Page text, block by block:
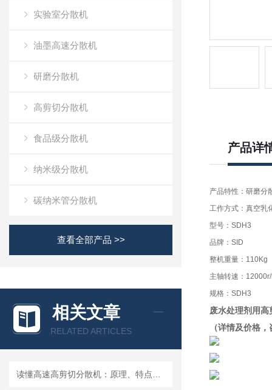
实验室分散机
油墨高速分散机
研磨分散机
高剪切分散机
食品级分散机
纳米级分散机
碳纳米管分散机
查看全部产品 >>
相关文章
RELATED ARTICLES
产品详
产品特性：研磨分
工作方式：真空乳
型号：SDH3
品牌：SID
整机重量：110Kg
主轴转速：
规格：SDH3
废水处理剂用高
（详情及价格